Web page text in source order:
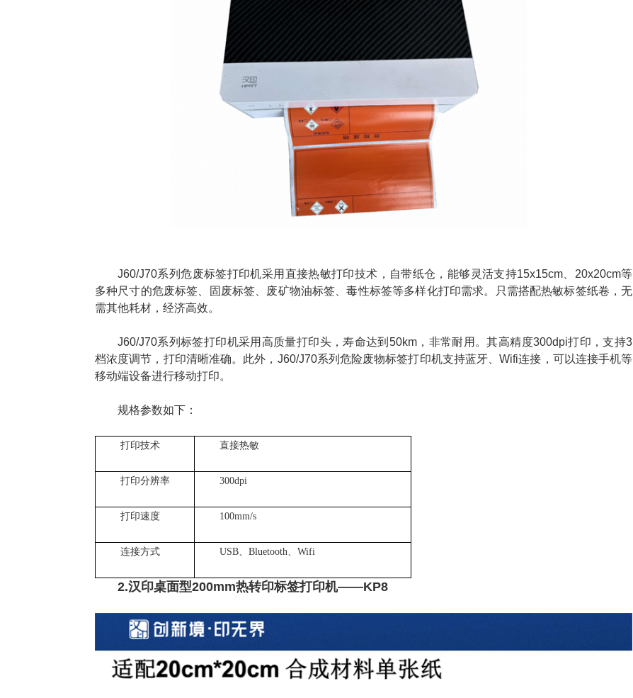
J60/J70系列危废标签打印机采用直接热敏打印技术，自带纸仓，能够灵活支持15x15cm、20x20cm等
多种尺寸的危废标签、固废标签、废矿物油标签、毒性标签等多样化打印需求。只需搭配热敏标签纸卷，无
需其他耗材，经济高效。
J60/J70系列标签打印机采用高质量打印头，寿命达到50km，非常耐用。其高精度300dpi打印，支持3
档浓度调节，打印清晰准确。此外，J60/J70系列危险废物标签打印机支持蓝牙、Wifi连接，可以连接手机等
移动端设备进行移动打印。
规格参数如下：
打印技术 直接热敏
打印分辨率 300dpi
打印速度 100mm/s
连接方式 USB、Bluetooth、Wifi
2.汉印桌面型200mm热转印标签打印机——KP8